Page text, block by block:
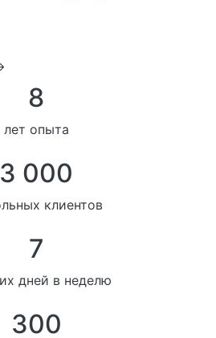
8
лет опыта
3 000
клиентов
7
дней в неделю
300